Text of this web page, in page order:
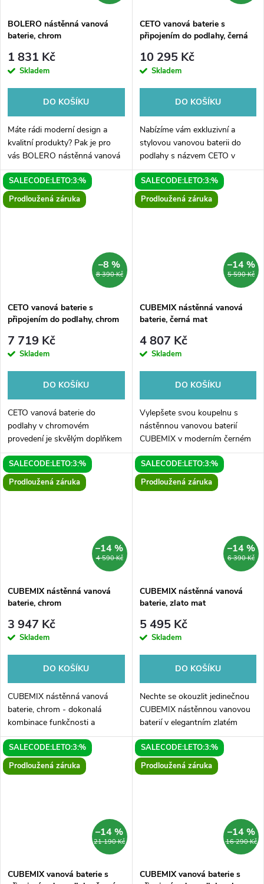
BOLERO nástěnná vanová
baterie, chrom
1 831 Kč
Skladem
DO KOŠÍKU
Máte rádi moderní design a
kvalitní produkty? Pak je pro
vás BOLERO nástěnná vanová
baterie v provedení chrom ta
pravá volba. Tato baterie není
pouze praktická, ale také
krásným...
CETO vanová baterie s
připojením do podlahy, černá
10 295 Kč
Skladem
DO KOŠÍKU
Nabízíme vám exkluzivní a
stylovou vanovou baterii do
podlahy s názvem CETO v
elegantní černé matové barvě.
Tato kvalitní baterie je vyrobena
z odolného materiálu, který...
SALECODE:LETO:3:%
Prodloužená záruka
8 390 Kč
–8 %
CETO vanová baterie s
připojením do podlahy, chrom
7 719 Kč
Skladem
DO KOŠÍKU
CETO vanová baterie do
podlahy v chromovém
provedení je skvělým doplňkem
pro vaši koupelnu. Tato
elegantní baterie s moderním
designem je vyrobena z
kvalitního chromu, který...
SALECODE:LETO:3:%
Prodloužená záruka
5 590 Kč
–14 %
CUBEMIX nástěnná vanová
baterie, černá mat
4 807 Kč
Skladem
DO KOŠÍKU
Vylepšete svou koupelnu s
nástěnnou vanovou baterií
CUBEMIX v moderním černém
matném provedení! Tato
elegatní baterie je vyrobena z
kvalitních materiálů a nabízí
vám jednoduché...
SALECODE:LETO:3:%
Prodloužená záruka
4 590 Kč
–14 %
CUBEMIX nástěnná vanová
baterie, chrom
3 947 Kč
Skladem
DO KOŠÍKU
CUBEMIX nástěnná vanová
baterie, chrom - dokonalá
kombinace funkčnosti a
designu pro vaši koupelnu.Tato
elegantní nástěnná vanová
baterie v chromovém provedení
je ideální volbou...
SALECODE:LETO:3:%
Prodloužená záruka
6 390 Kč
–14 %
CUBEMIX nástěnná vanová
baterie, zlato mat
5 495 Kč
Skladem
DO KOŠÍKU
Nechte se okouzlit jedinečnou
CUBEMIX nástěnnou vanovou
baterií v elegantním zlatém
matovém provedení! Tato
luxusní baterie se stane
skvělým doplňkem vaší
koupelny, který...
SALECODE:LETO:3:%
Prodloužená záruka
21 190 Kč
–14 %
CUBEMIX vanová baterie s
SALECODE:LETO:3:%
Prodloužená záruka
16 290 Kč
–14 %
CUBEMIX vanová baterie s